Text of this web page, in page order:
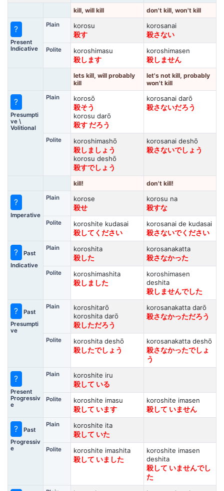
kill, will kill don't kill, won't kill
?
Present
Indicative
Plain
korosu
殺す
korosanai
殺さない
Polite
koroshimasu
殺します
koroshimasen
殺しません
lets kill, will probably
kill
let's not kill, probably
won't kill
?
Presumpti
ve \
Volitional
Plain
korosō
殺そう
korosu darō
殺す だろう
korosanai darō
殺さないだろう
Polite
koroshimashō
殺しましょう
korosu deshō
殺すでしょう
korosanai deshō
殺さないでしょう
kill! don't kill!
?
Imperative
Plain
korose
殺せ
korosu na
殺すな
Polite
koroshite kudasai
殺してください
korosanai de kudasai
殺さないでください
?
Past
Indicative
Plain
koroshita
殺した
korosanakatta
殺さなかった
Polite
koroshimashita
殺しました
koroshimasen
deshita
殺しませんでした
?
Past
Presumpti
ve
Plain
koroshitarō
koroshita darō
殺しただろう
korosanakatta darō
殺さなかっただろう
Polite
koroshita deshō
殺したでしょう
korosanakatta deshō
殺さなかったでしょ
う
?
Present
Progressiv
e
Plain
koroshite iru
殺して いる
Polite
koroshite imasu
殺して います
koroshite imasen
殺して いません
?
Past
Progressiv
e
Plain
koroshite ita
殺して いた
Polite
koroshite imashita
殺して いました
koroshite imasen
deshita
殺して いませんでし
た